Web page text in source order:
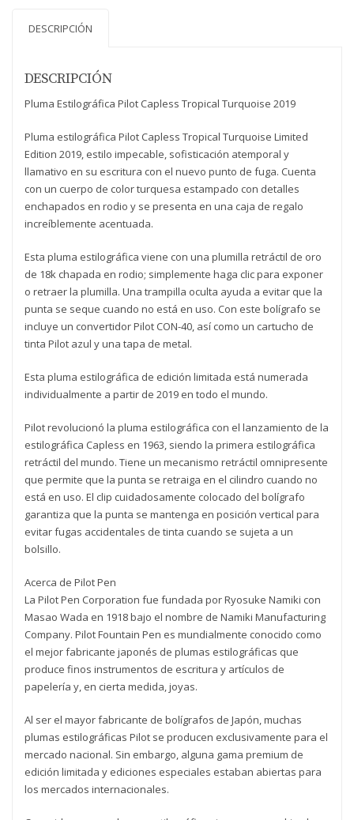
DESCRIPCIÓN
DESCRIPCIÓN
Pluma Estilográfica Pilot Capless Tropical Turquoise 2019
Pluma estilográfica Pilot Capless Tropical Turquoise Limited
Edition 2019, estilo impecable, sofisticación atemporal y
llamativo en su escritura con el nuevo punto de fuga. Cuenta
con un cuerpo de color turquesa estampado con detalles
enchapados en rodio y se presenta en una caja de regalo
increíblemente acentuada.
Esta pluma estilográfica viene con una plumilla retráctil de oro
de 18k chapada en rodio; simplemente haga clic para exponer
o retraer la plumilla. Una trampilla oculta ayuda a evitar que la
punta se seque cuando no está en uso. Con este bolígrafo se
incluye un convertidor Pilot CON-40, así como un cartucho de
tinta Pilot azul y una tapa de metal.
Esta pluma estilográfica de edición limitada está numerada
individualmente a partir de 2019 en todo el mundo.
Pilot revolucionó la pluma estilográfica con el lanzamiento de la
estilográfica Capless en 1963, siendo la primera estilográfica
retráctil del mundo. Tiene un mecanismo retráctil omnipresente
que permite que la punta se retraiga en el cilindro cuando no
está en uso. El clip cuidadosamente colocado del bolígrafo
garantiza que la punta se mantenga en posición vertical para
evitar fugas accidentales de tinta cuando se sujeta a un
bolsillo.
Acerca de Pilot Pen
La Pilot Pen Corporation fue fundada por Ryosuke Namiki con
Masao Wada en 1918 bajo el nombre de Namiki Manufacturing
Company. Pilot Fountain Pen es mundialmente conocido como
el mejor fabricante japonés de plumas estilográficas que
produce finos instrumentos de escritura y artículos de
papelería y, en cierta medida, joyas.
Al ser el mayor fabricante de bolígrafos de Japón, muchas
plumas estilográficas Pilot se producen exclusivamente para el
mercado nacional. Sin embargo, alguna gama premium de
edición limitada y ediciones especiales estaban abiertas para
los mercados internacionales.